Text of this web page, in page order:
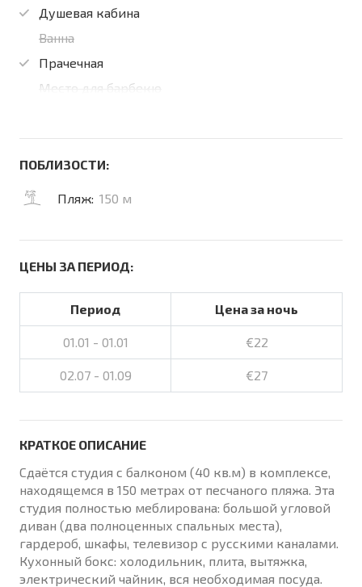
Душевая кабина
Ванна
Прачечная
Место для барбекю
ПОБЛИЗОСТИ:
Пляж: 150 м
ЦЕНЫ ЗА ПЕРИОД:
Период Цена за ночь
01.01 - 01.01 €22
02.07 - 01.09 €27
КРАТКОЕ ОПИСАНИЕ
Сдаётся студия с балконом (40 кв.м) в комплексе,
находящемся в 150 метрах от песчаного пляжа. Эта
студия полностью меблирована: большой угловой
диван (два полноценных спальных места),
гардероб, шкафы, телевизор с русскими каналами.
Кухонный бокс: холодильник, плита, вытяжка,
электрический чайник, вся необходимая посуда.